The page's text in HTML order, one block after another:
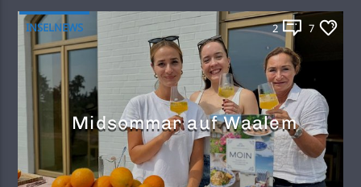
INSELNEWS 2 7
Midsommar auf Waalem